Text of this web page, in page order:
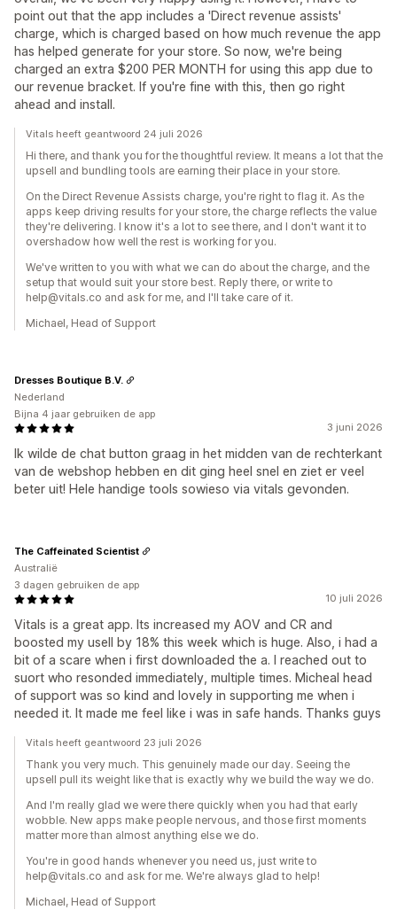
point out that the app includes a 'Direct revenue assists'
charge, which is charged based on how much revenue the app
has helped generate for your store. So now, we're being
charged an extra $200 PER MONTH for using this app due to
our revenue bracket. If you're fine with this, then go right
ahead and install.
Vitals heeft geantwoord 24 juli 2026
Hi there, and thank you for the thoughtful review. It means a lot that the
upsell and bundling tools are earning their place in your store.
On the Direct Revenue Assists charge, you're right to flag it. As the
apps keep driving results for your store, the charge reflects the value
they're delivering. I know it's a lot to see there, and I don't want it to
overshadow how well the rest is working for you.
We've written to you with what we can do about the charge, and the
setup that would suit your store best. Reply there, or write to
help@vitals.co and ask for me, and I'll take care of it.
Michael, Head of Support
3 juni 2026
Ik wilde de chat button graag in het midden van de rechterkant
van de webshop hebben en dit ging heel snel en ziet er veel
beter uit! Hele handige tools sowieso via vitals gevonden.
Dresses Boutique B.V.
Nederland
Bijna 4 jaar gebruiken de app
10 juli 2026
Vitals is a great app. Its increased my AOV and CR and
boosted my usell by 18% this week which is huge. Also, i had a
bit of a scare when i first downloaded the a. I reached out to
suort who resonded immediately, multiple times. Micheal head
of support was so kind and lovely in supporting me when i
needed it. It made me feel like i was in safe hands. Thanks guys
The Caffeinated Scientist
Australië
3 dagen gebruiken de app
Vitals heeft geantwoord 23 juli 2026
Thank you very much. This genuinely made our day. Seeing the
upsell pull its weight like that is exactly why we build the way we do.
And I'm really glad we were there quickly when you had that early
wobble. New apps make people nervous, and those first moments
matter more than almost anything else we do.
You're in good hands whenever you need us, just write to
help@vitals.co and ask for me. We're always glad to help!
Michael, Head of Support